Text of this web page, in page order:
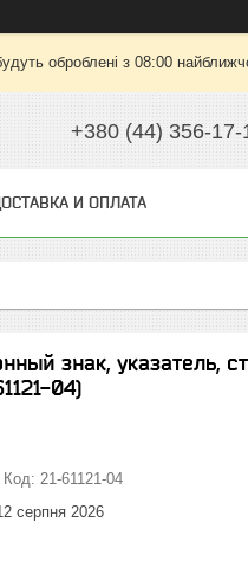
оброблені з 08:00
+380 (44) 356-17-
И ОПЛАТА
знак, указатель,
04)
Код: 21-61121-04
серпня 2026